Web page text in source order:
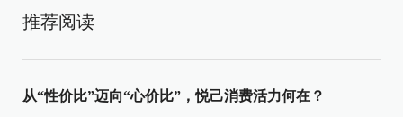
推荐阅读
从“性价比”迈向“心价比”，悦己消费活力何在？